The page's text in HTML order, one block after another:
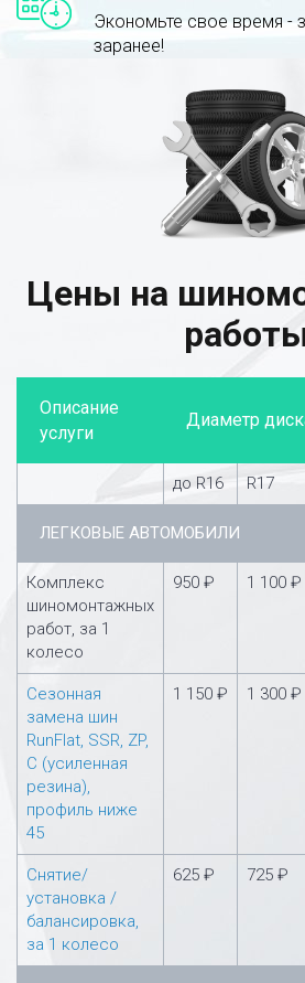
Экономьте свое время -
заранее!
Цены на
Описание
услуги
Диаметр
до R16 R17
ЛЕГКОВЫЕ АВТОМОБИЛИ
Комплекс
шиномонтажных
работ, за 1
колесо
950 ₽ 1 100 ₽
Сезонная
замена шин
RunFlat, SSR, ZP,
С (усиленная
резина),
профиль ниже
45
1 150 ₽ 1 300 ₽
Снятие/
установка /
балансировка,
за 1 колесо
625 ₽ 725 ₽